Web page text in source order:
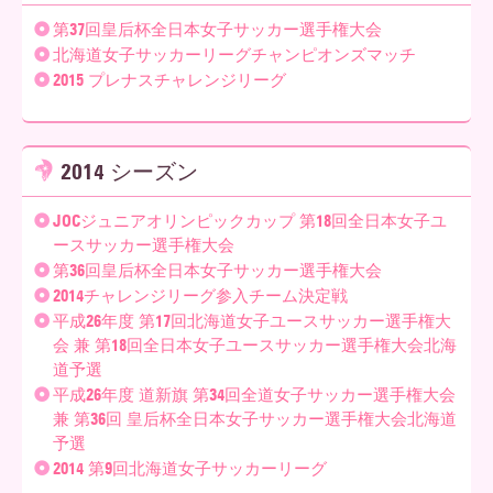
第37回皇后杯全日本女子サッカー選手権大会
北海道女子サッカーリーグチャンピオンズマッチ
2015 プレナスチャレンジリーグ
2014 シーズン
JOCジュニアオリンピックカップ 第18回全日本女子ユ
ースサッカー選手権大会
第36回皇后杯全日本女子サッカー選手権大会
2014チャレンジリーグ参入チーム決定戦
平成26年度 第17回北海道女子ユースサッカー選手権大
会 兼 第18回全日本女子ユースサッカー選手権大会北海
道予選
平成26年度 道新旗 第34回全道女子サッカー選手権大会
兼 第36回 皇后杯全日本女子サッカー選手権大会北海道
予選
2014 第9回北海道女子サッカーリーグ